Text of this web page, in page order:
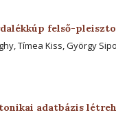
felső-
Tímea Kiss, György
adatbázis